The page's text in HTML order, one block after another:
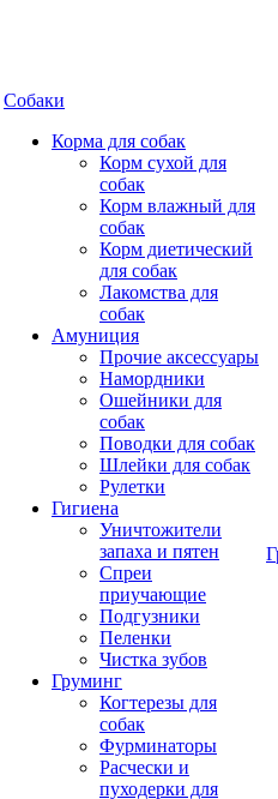
Собаки
Корма для собак
Корм сухой для
собак
Корм влажный для
собак
Корм диетический
для собак
Лакомства для
собак
Амуниция
Прочие аксессуары
Намордники
Ошейники для
собак
Поводки для собак
Шлейки для собак
Рулетки
Гигиена
Уничтожители
запаха и пятен
Спреи
приучающие
Подгузники
Пеленки
Чистка зубов
Груминг
Когтерезы для
собак
Фурминаторы
Расчески и
пуходерки для